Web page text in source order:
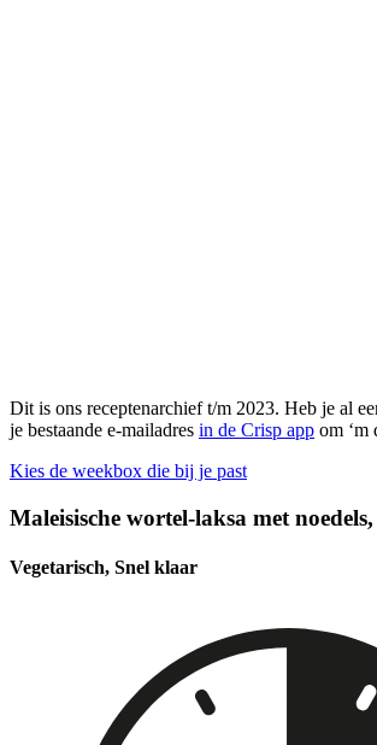
Dit is ons receptenarchief t/m 2023. Heb je al
je bestaande e-mailadres in de Crisp app om ‘m
Kies de weekbox die bij je past
Maleisische wortel-laksa met
Vegetarisch, Snel klaar